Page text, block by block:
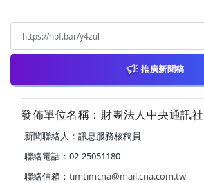
推廣新聞稿
發佈單位名稱：財團法人中央通訊社
新聞聯絡人：訊息服務核稿員
聯絡電話：02-25051180
聯絡信箱： timtimcna@mail.cna.com.tw